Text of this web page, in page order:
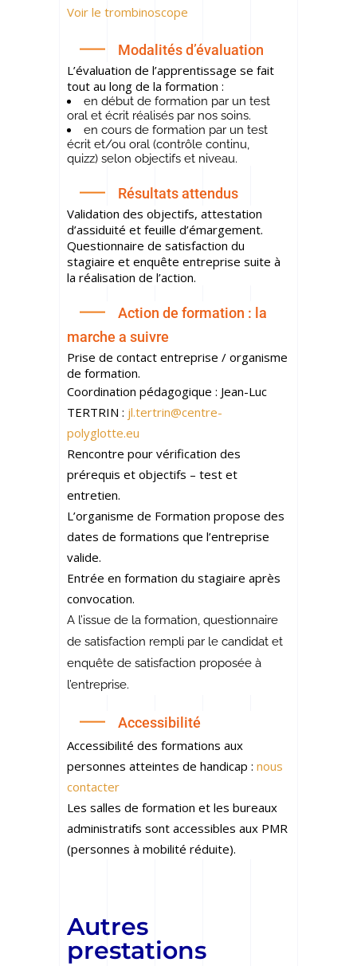
Voir le trombinoscope
Modalités d’évaluation
L’évaluation de l’apprentissage se fait
tout au long de la formation :
en début de formation par un test
oral et écrit réalisés par nos soins.
en cours de formation par un test
écrit et/ou oral (contrôle continu,
quizz) selon objectifs et niveau.
Résultats attendus
Validation des objectifs, attestation
d’assiduité et feuille d’émargement.
Questionnaire de satisfaction du
stagiaire et enquête entreprise suite à
la réalisation de l’action.
Action de formation : la
marche a suivre
Prise de contact entreprise / organisme
de formation.
Coordination pédagogique : Jean-Luc
TERTRIN : jl.tertrin@centre-
polyglotte.eu
Rencontre pour vérification des
prérequis et objectifs – test et
entretien.
L’organisme de Formation propose des
dates de formations que l’entreprise
valide.
Entrée en formation du stagiaire après
convocation.
A l’issue de la formation, questionnaire
de satisfaction rempli par le candidat et
enquête de satisfaction proposée à
l’entreprise.
Accessibilité
Accessibilité des formations aux
personnes atteintes de handicap : nous
contacter
Les salles de formation et les bureaux
administratifs sont accessibles aux PMR
(personnes à mobilité réduite).
Autres
prestations